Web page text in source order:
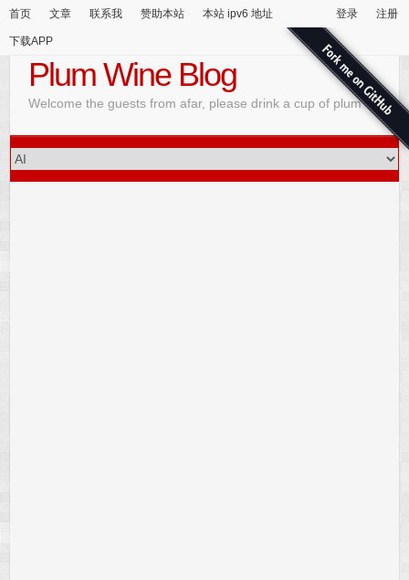
首页 文章 联系我 赞助本站 本站 ipv6 地址
下载APP
登录 注册
Plum Wine Blog
Welcome the guests from afar, please drink a cup of plum wine